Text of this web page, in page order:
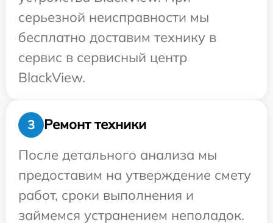
серьезной неисправности мы
бесплатно доставим технику в
сервис в сервисный центр
BlackView.
3
Ремонт техники
После детального анализа мы
предоставим на утверждение смету
работ, сроки выполнения и
займемся устранением неполадок.